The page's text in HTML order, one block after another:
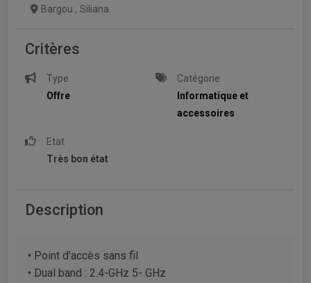
Bargou , Siliana
Critères
Type
Offre
Catégorie
Informatique et
accessoires
Etat
Très bon état
Description
• Point d’accès sans fil
• Dual band : 2.4-GHz 5- GHz